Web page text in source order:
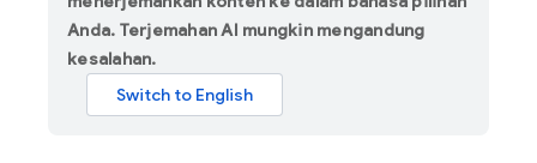
Anda. Terjemahan AI mungkin mengandung
kesalahan.